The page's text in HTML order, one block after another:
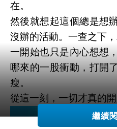
在。
然後就想起這個總是想
沒辦的活動。一查之下
一開始也只是內心想想
哪來的一股衝動，打開
瘦。
從這一刻，一切才真的開
繼續